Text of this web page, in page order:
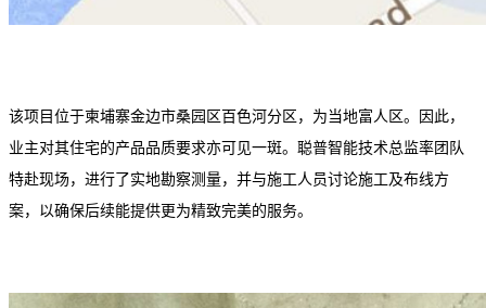
该项目位于柬埔寨金边市桑园区百色河分区，为当地富人区。因此，
业主对其住宅的产品品质要求亦可见一斑。聪普智能技术总监率团队
特赴现场，进行了实地勘察测量，并与施工人员讨论施工及布线方
案，以确保后续能提供更为精致完美的服务。